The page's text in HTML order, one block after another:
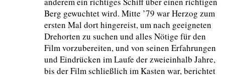
Berg gewuchtet wird. Mitte ’79 war Herzog zum
ersten Mal dort hingereist, um nach geeigneten
Drehorten zu suchen und alles Nötige für den
Film vorzubereiten, und von seinen Erfahrungen
und Eindrücken im Laufe der zweieinhalb Jahre,
bis der Film schließlich im Kasten war, berichtet